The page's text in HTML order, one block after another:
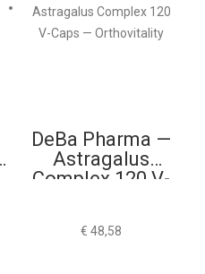
DeBa Pharma —
Astragalus
Complex 120 V-
€ 48,58